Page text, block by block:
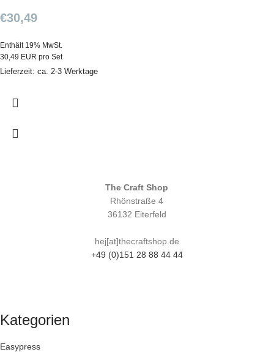
€30,49
Enthält 19% MwSt.
30,49 EUR pro Set
Lieferzeit: ca. 2-3 Werktage
The Craft Shop
Rhönstraße 4
36132 Eiterfeld
hej[at]thecraftshop.de
+49 (0)151 28 88 44 44
Kategorien
Easypress